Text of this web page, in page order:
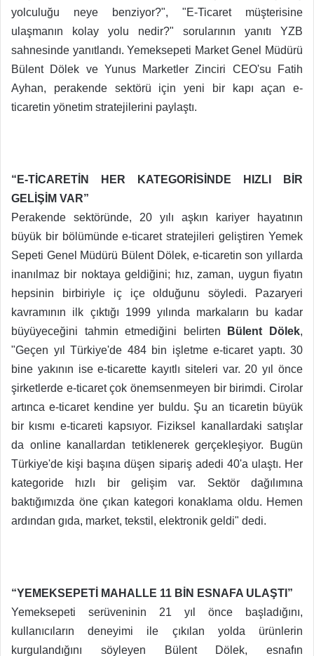
yolculuğu neye benziyor?", "E-Ticaret müşterisine
ulaşmanın kolay yolu nedir?" sorularının yanıtı YZB
sahnesinde yanıtlandı. Yemeksepeti Market Genel Müdürü
Bülent Dölek ve Yunus Marketler Zinciri CEO'su Fatih
Ayhan, perakende sektörü için yeni bir kapı açan e-
ticaretin yönetim stratejilerini paylaştı.
“E-TİCARETİN HER KATEGORİSİNDE HIZLI BİR
GELİŞİM VAR”
Perakende sektöründe, 20 yılı aşkın kariyer hayatının
büyük bir bölümünde e-ticaret stratejileri geliştiren Yemek
Sepeti Genel Müdürü Bülent Dölek, e-ticaretin son yıllarda
inanılmaz bir noktaya geldiğini; hız, zaman, uygun fiyatın
hepsinin birbiriyle iç içe olduğunu söyledi. Pazaryeri
kavramının ilk çıktığı 1999 yılında markaların bu kadar
büyüyeceğini tahmin etmediğini belirten
Bülent Dölek,
"Geçen yıl Türkiye'de 484 bin işletme e-ticaret yaptı. 30
bine yakının ise e-ticarette kayıtlı siteleri var. 20 yıl önce
şirketlerde e-ticaret çok önemsenmeyen bir birimdi. Cirolar
artınca e-ticaret kendine yer buldu. Şu an ticaretin büyük
bir kısmı e-ticareti kapsıyor. Fiziksel kanallardaki satışlar
da online kanallardan tetiklenerek gerçekleşiyor. Bugün
Türkiye'de kişi başına düşen sipariş adedi 40'a ulaştı. Her
kategoride hızlı bir gelişim var. Sektör dağılımına
baktığımızda öne çıkan kategori konaklama oldu. Hemen
ardından gıda, market, tekstil, elektronik geldi" dedi.
“YEMEKSEPETİ MAHALLE 11 BİN ESNAFA ULAŞTI”
Yemeksepeti serüveninin 21 yıl önce başladığını,
kullanıcıların deneyimi ile çıkılan yolda ürünlerin
kurgulandığını söyleyen Bülent Dölek, esnafın